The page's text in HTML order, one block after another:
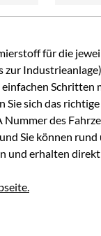
für die
zur
Schritten
sich das
des
Sie können
und erhalten